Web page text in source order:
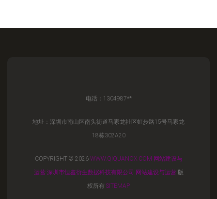
电话：1304987**
地址：深圳市南山区南头街道马家龙社区虹步路15号马家龙
18栋302A20
COPYRIGHT © 2026 WWW.QIQUANOX.COM 网站建设与
运营 深圳市恒鑫衍生数据科技有限公司 网站建设与运营版
权所有 SITEMAP